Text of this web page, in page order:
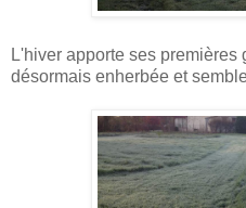
L'hiver apporte ses premières
désormais enherbée et